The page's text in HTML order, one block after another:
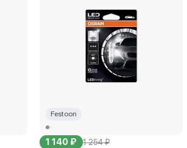
Festoon
1 140 ₽ 1 254 ₽